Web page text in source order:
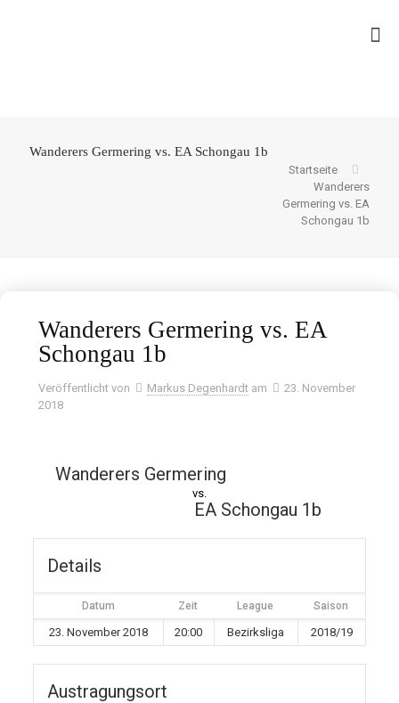
Wanderers Germering vs. EA Schongau 1b
Startseite
Wanderers
Germering vs. EA
Schongau 1b
Wanderers Germering vs. EA
Schongau 1b
Veröffentlicht von Markus Degenhardt am
23. November
2018
Wanderers Germering
vs.
EA Schongau 1b
Details
Datum Zeit League Saison
23. November 2018 20:00 Bezirksliga 2018/19
Austragungsort